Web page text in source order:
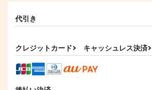
代引き
クレジットカード キャッシュレス決済